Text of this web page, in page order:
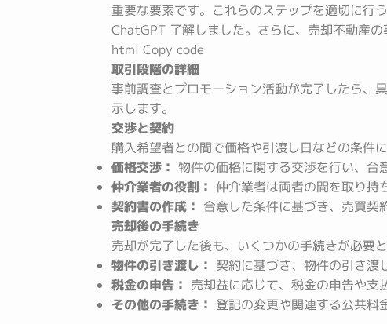
重要な要素です。これらのステップを適切に行
ChatGPT 了解しました。さらに、売却不動産
html Copy code
取引段階の詳細
事前調査とプロモーション活動が完了したら、
示します。
交渉と契約
購入希望者との間で価格や引渡し日などの条件
価格交渉： 物件の価格に関する交渉を行い、合
仲介業者の役割： 仲介業者は両者の間を取り持
契約書の作成： 合意した条件に基づき、売買契
売却後の手続き
売却が完了した後も、いくつかの手続きが必要と
物件の引き渡し： 契約に基づき、物件の引き渡
税金の申告： 売却益に応じて、税金の申告や支
その他の手続き： 登記の変更や関連する公共料